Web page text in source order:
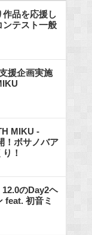
品を応援し
ンテスト一般
援企画実施
MIKU -
！ボサノバア
！
のDay2ヘ
feat. 初音ミ